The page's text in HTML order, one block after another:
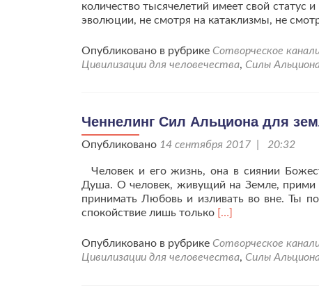
количество тысячелетий имеет свой статус
эволюции, не смотря на катаклизмы, не
Опубликовано в рубрике Сотворческое
Цивилизации для человечества, Силы
Ченнелинг Сил Альциона для
Опубликовано 14 сентября 2017 | 20:32
Человек и его жизнь, она в сиянии
Душа. О человек, живущий на Земле, прими
принимать Любовь и изливать во вне. Ты
спокойствие лишь только Читать
проЧеннелинг
Сил
[…]
Опубликовано в рубрике Сотворческое
Цивилизации для человечества, Силы